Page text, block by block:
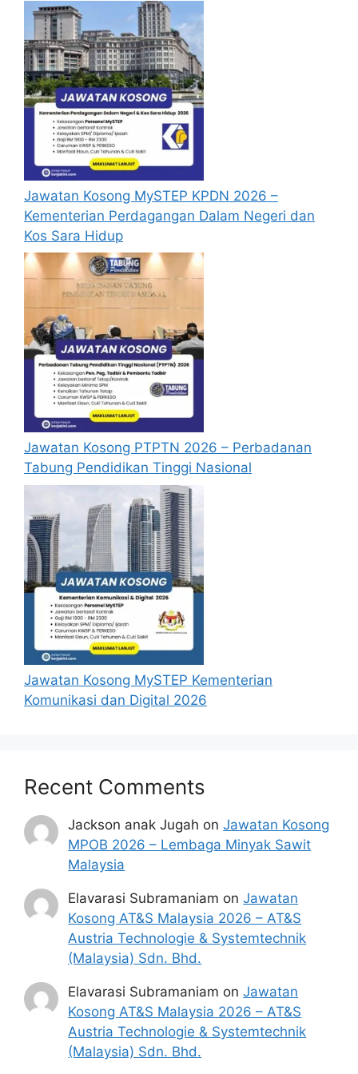
Lebuhraya Malaysia (LLM) yang hendak
dipohon, Sila baca pada lampiran yang
kami telah sediakan seperti berikut.
Cara Mohon Jawatan Kosong
2024 Lembaga Lebuhraya
Malaysia (LLM)
Permohonan Jawatan Kosong 2024
Lembaga Lebuhraya Malaysia (LLM)
diatas hendaklah dibuat melalui portal
rasmi Lembaga Lebuhraya Malaysia
(LLM) dihttps://www.llm.gov.my/
pautanSenarai Jawatan Kosong 2024
LLMyang yang telah disediakan
dibawah. Untuk pemohon kali pertama,
anda perlu mendaftar akaun baru terlebih
dahulu.
Calon dikehendaki memuat naik resume
yang lengkap (kelayakan akademik,
pengalaman kerja, gaji semasa dan gaji
yang dipohon, gambar berukuran
passport serta salinan sijil-sijil berkaitan)
semasa membuat permohonan.
Pemohon yang telah mendaftar dan
memohon jawatan yang disenaraikan
tidak perlu lagi memohon semula
sekiranya tempoh permohonan masih
sah.
Sebelum membuat permohonan sila
pastikan anda login/register dan mengisi
segala maklumat yang diminta dengan
lengkap dan tepat.
Perlu diingatkan, hanya pemohon yang
layak sahaja akan dipanggil ke
Permohonan yang tidak menerima
bulandari tarikh iklan ditutup hendaklah
menganggap permohonan mereka tidak
berjaya.
Senarai Jawatan Kosong 2024 LLM
Penafian: Pihak kami bukan dari mana-
mana agensi Kerajaan terlibat. Maklumat
yang terdapat dalam portal kerjakini.com
adalah sahih dan diolah dari sumber rasmi
kerajaan dan sumber yang dipercayai
untuk memudahkan proses permohonan.
Jawatan Kosong MySTEP KPDN 2026 –
Kementerian Perdagangan Dalam Negeri dan
Kos Sara Hidup
Jawatan Kosong PTPTN 2026 – Perbadanan
Tabung Pendidikan Tinggi Nasional
Jawatan Kosong MySTEP Kementerian
Komunikasi dan Digital 2026
Recent Comments
Jackson anak Jugah onJawatan Kosong
MPOB 2026 – Lembaga Minyak Sawit
Malaysia
Elavarasi Subramaniam onJawatan
Kosong AT&S Malaysia 2026 – AT&S
Austria Technologie & Systemtechnik
(Malaysia) Sdn. Bhd.
Elavarasi Subramaniam onJawatan
Kosong AT&S Malaysia 2026 – AT&S
Austria Technologie & Systemtechnik
(Malaysia) Sdn. Bhd.